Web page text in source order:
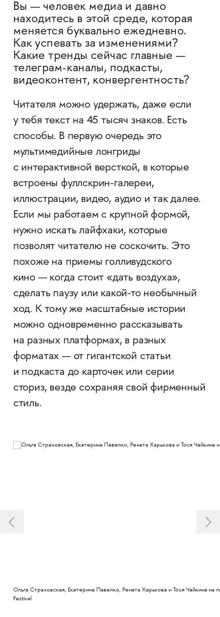
Вы — человек медиа и давно
находитесь в этой среде, которая
меняется буквально ежедневно.
Как успевать за изменениями?
Какие тренды сейчас главные —
телеграм-каналы, подкасты,
видеоконтент, конвергентность?
Читателя можно удержать, даже если
у тебя текст на 45 тысяч знаков. Есть
способы. В первую очередь это
мультимедийные лонгриды
с интерактивной версткой, в которые
встроены фуллскрин-галереи,
иллюстрации, видео, аудио и так далее.
Если мы работаем с крупной формой,
нужно искать лайфхаки, которые
позволят читателю не соскочить. Это
похоже на приемы голливудского
кино — когда стоит «дать воздуха»,
сделать паузу или какой-то необычный
ход. К тому же масштабные истории
можно одновременно рассказывать
на разных платформах, в разных
форматах — от гигантской статьи
и подкаста до карточек или серии
сториз, везде сохраняя свой фирменный
стиль.
Ольга Страховская, Екатерина Павелко, Рената Харькова и Тося Чайкина
Festival